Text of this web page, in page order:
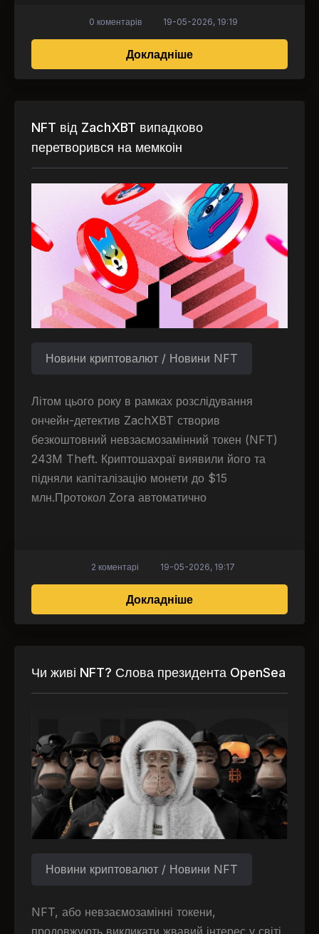
Докладнішепро Епоха NFT
0 коментарів 19-05-2026, 19:19
NFT від ZachXBT випадково
перетворився на мемкоін
Новини криптовалют / Новини NFT
Літом цього року в рамках розслідування
ончейн-детектив ZachXBT створив
безкоштовний невзаємозамінний токен (NFT)
243M Theft. Криптошахраї виявили його та
підняли капіталізацію монети до $15
млн.Протокол Zora автоматично
Докладнішепро NFT від
2 коментарі 19-05-2026, 19:17
Чи живі NFT? Слова президента OpenSea
Новини криптовалют / Новини NFT
NFT, або невзаємозамінні токени,
продовжують викликати жвавий інтерес у світі